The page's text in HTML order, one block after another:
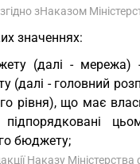
зНаказом
значеннях:
(далі - мережа)
- головний
рівня), що має
бюджету;
Наказу Міністерства